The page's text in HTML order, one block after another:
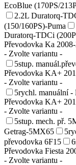
EcoBlue (170PS/
2.2L Duratorq-
(150/160PS)-Puma
Duratorq-TDCi
Převodovka Ka
- Zvolte variantu -
5stup.
Převodovka KA+
- Zvolte variantu -
5rychl. manuální
Převodovka KA+
- Zvolte variantu -
5stup. mech. př.
Getrag-5MX65
převodovka 6F15
Převodovka Fiesta
- Zvolte variantu -